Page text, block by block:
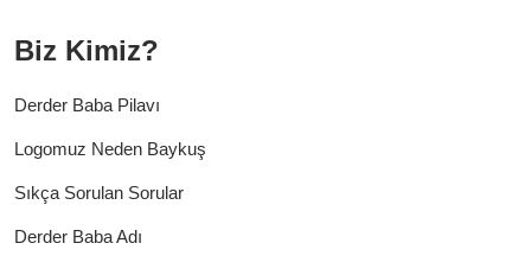
Biz Kimiz?
Derder Baba Pilavı
Logomuz Neden Baykuş
Sıkça Sorulan Sorular
Derder Baba Adı